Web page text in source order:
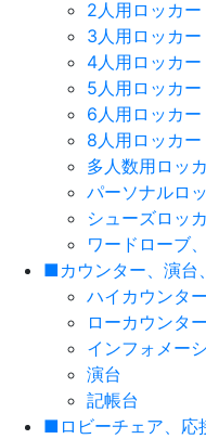
2人用ロッカー
3人用ロッカー
4人用ロッカー
5人用ロッカー
6人用ロッカー
8人用ロッカー
多人数用ロッ
パーソナルロ
シューズロッ
ワードローブ
■カウンター、演台
ハイカウンター
ローカウンター
インフォメー
演台
記帳台
■ロビーチェア、応